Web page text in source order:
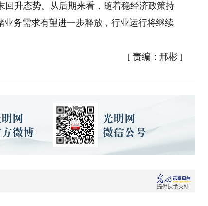
升态势。从后期来看，随着稳经济政策持
务需求有望进一步释放，行业运行将继续
[ 责编：邢彬 ]